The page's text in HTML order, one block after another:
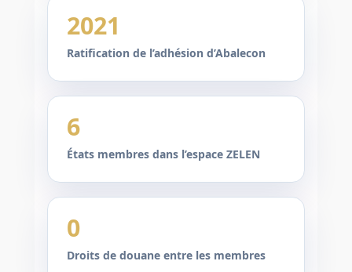
2021
Ratification de l’adhésion d’Abalecon
6
États membres dans l’espace ZELEN
0
Droits de douane entre les membres